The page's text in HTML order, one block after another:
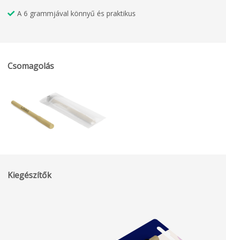
A 6 grammjával könnyű és praktikus
Csomagolás
Kiegészítők